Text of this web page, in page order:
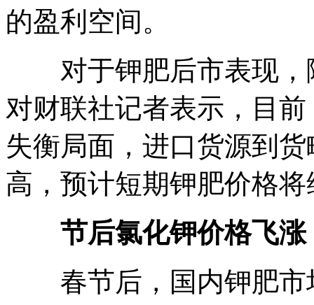
的盈利空间。
对于钾肥后市表现，
对财联社记者表示，目
失衡局面，进口货源到
高，预计短期钾肥价格
节后氯化钾价格飞涨
春节后，国内钾肥市